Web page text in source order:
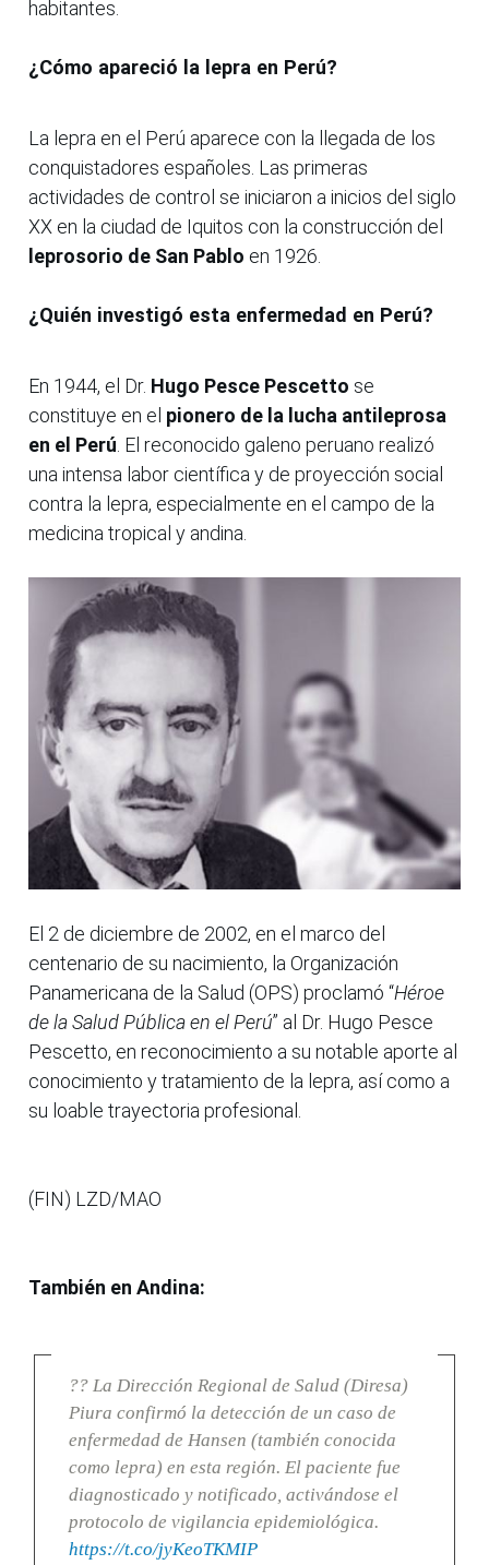
habitantes.
¿Cómo apareció la lepra en Perú?
La lepra en el Perú aparece con la llegada de los
conquistadores españoles. Las primeras
actividades de control se iniciaron a inicios del siglo
XX en la ciudad de Iquitos con la construcción del
leprosorio de San Pablo en 1926.
¿Quién investigó esta enfermedad en Perú?
En 1944, el Dr. Hugo Pesce Pescetto se
constituye en el pionero de la lucha antileprosa
en el Perú . El reconocido galeno peruano realizó
una intensa labor científica y de proyección social
contra la lepra, especialmente en el campo de la
medicina tropical y andina.
El 2 de diciembre de 2002, en el marco del
centenario de su nacimiento, la Organización
Panamericana de la Salud (OPS) proclamó “Héroe
de la Salud Pública en el Perú” al Dr. Hugo Pesce
Pescetto, en reconocimiento a su notable aporte al
conocimiento y tratamiento de la lepra, así como a
su loable trayectoria profesional.
(FIN) LZD/MAO
También en Andina:
?? La Dirección Regional de Salud (Diresa)
Piura confirmó la detección de un caso de
enfermedad de Hansen (también conocida
como lepra) en esta región. El paciente fue
diagnosticado y notificado, activándose el
protocolo de vigilancia epidemiológica.
https://t.co/jyKeoTKMIP